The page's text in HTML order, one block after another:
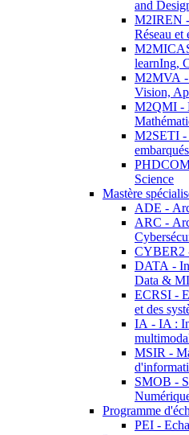
and
M2IREN
Réseau et
learnIng,
M2MVA -
Vision,
M2QMI -
M2SETI -
Science
Mastère
ADE -
ARC -
CYBER2
DATA -
Data &
ECRSI -
et des
IA - IA :
MSIR -
SMOB -
Programme
PEI -